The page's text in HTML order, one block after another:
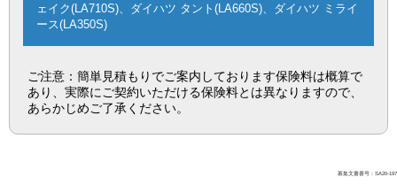
ェイク(LA710S)、ダイハツ タント(LA660S)、ダイハツ ミライ
ース(LA350S)
ご注意：簡単見積もりでご案内しております保険料は概算で
あり、実際にご契約いただける保険料とは異なりますので、
あらかじめご了承ください。
募集文書番号：SA20-197